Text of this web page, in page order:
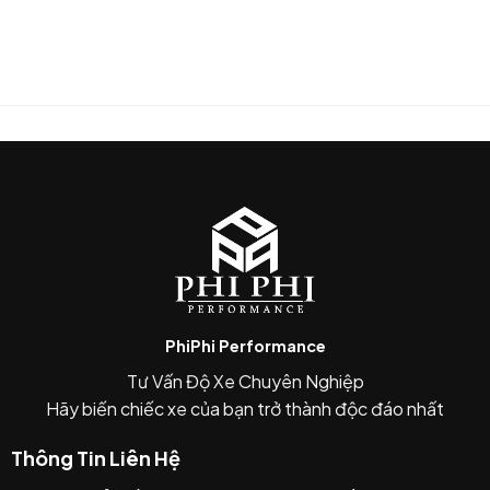
Lưới bảo vệ phía trước
Thủng két khi chạy nhanh
⚙️ 7. Plug & Play chuẩn OEM
Đầu nối quick-connect
Lắp vào như zin, không cần chế
PhiPhi Performance
Tư Vấn Độ Xe Chuyên Nghiệp
Hãy biến chiếc xe của bạn trở thành độc đáo nhất
Thông Tin Liên Hệ